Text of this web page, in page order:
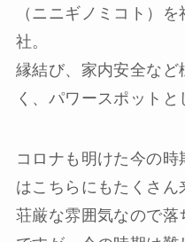
（ニニギノミコト）
社。
縁結び、家内安全など
く、パワースポットと
コロナも明けた今の
はこちらにもたくさん
荘厳な雰囲気なので